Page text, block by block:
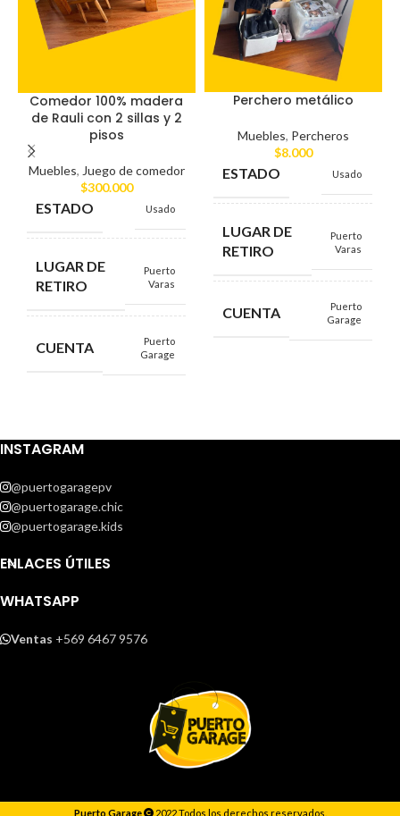
Comedor 100% madera
de Rauli con 2 sillas y 2
pisos
Muebles, Juego de comedor
$300.000
ESTADO Usado
LUGAR DE
RETIRO
Puerto
Varas
CUENTA
Puerto
Garage
Perchero metálico
Muebles, Percheros
$8.000
ESTADO Usado
LUGAR DE
RETIRO
Puerto
Varas
CUENTA
Puerto
Garage
INSTAGRAM
@puertogaragepv
@puertogarage.chic
@puertogarage.kids
ENLACES ÚTILES
WHATSAPP
Ventas +569 6467 9576
Puerto Garage 2022 Todos los derechos reservados.